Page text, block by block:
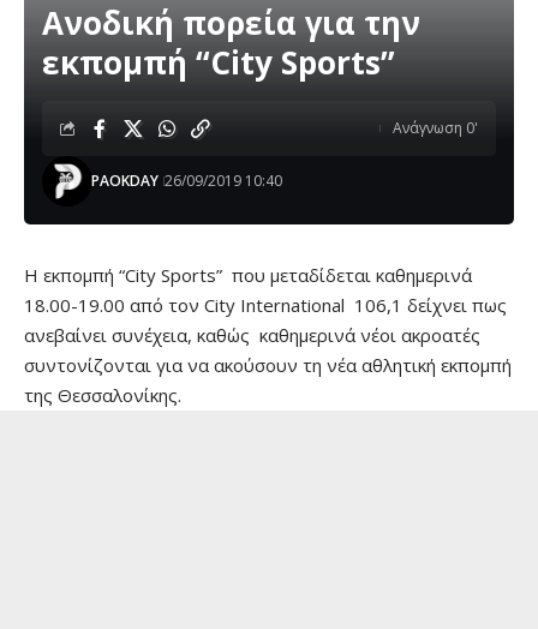
Ανοδική πορεία για την
εκπομπή “City Sports”
PAOKDAY 26/09/2019 10:40
Ανάγνωση 0'
H εκπομπή “City Sports” που μεταδίδεται καθημερινά
18.00-19.00 από τον City International 106,1 δείχνει πως
ανεβαίνει συνέχεια, καθώς καθημερινά νέοι ακροατές
συντονίζονται για να ακούσουν τη νέα αθλητική εκπομπή
της Θεσσαλονίκης.